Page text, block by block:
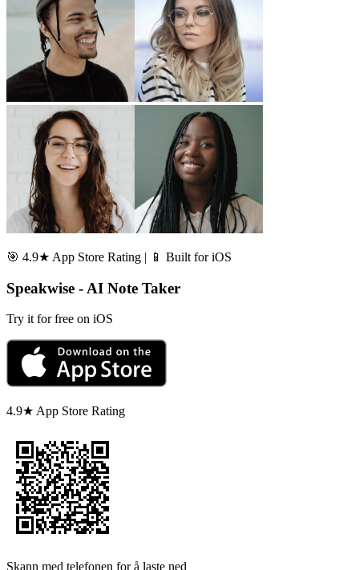
🎯 4.9★ App Store Rating | 📱 Built for iOS
Speakwise - AI Note Taker
Try it for free on iOS
4.9★ App Store Rating
Skann med telefonen for å laste ned